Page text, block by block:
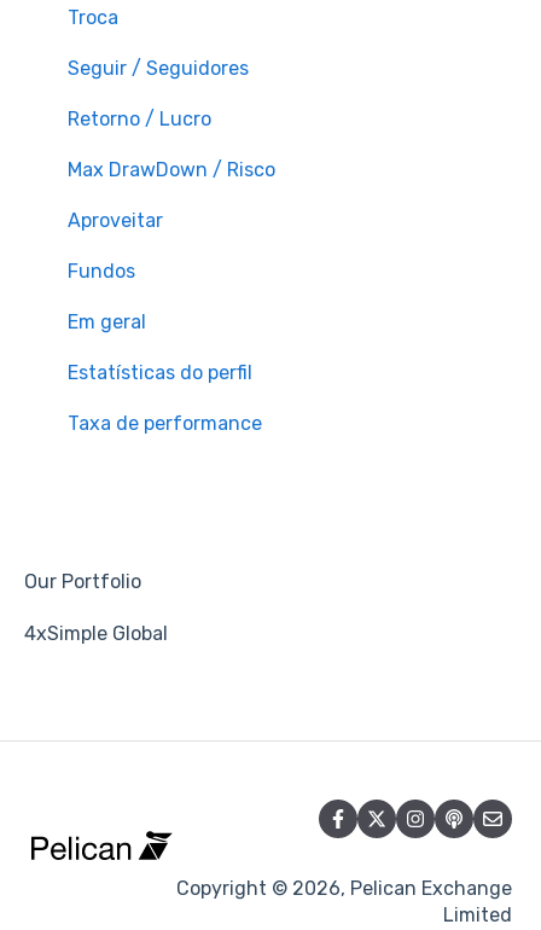
Troca
Seguir / Seguidores
Retorno / Lucro
Max DrawDown / Risco
Aproveitar
Fundos
Em geral
Estatísticas do perfil
Taxa de performance
Our Portfolio
4xSimple Global
Copyright © 2026, Pelican Exchange
Limited